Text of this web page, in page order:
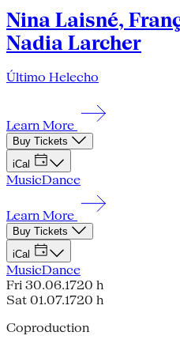
Nina Laisné,
Nadia Larcher
Último Helecho
Learn More
Buy Tickets
iCal
MusicDance
Learn More
Buy Tickets
iCal
MusicDance
Fri 30.06.1720 h
Sat 01.07.1720 h
Coproduction